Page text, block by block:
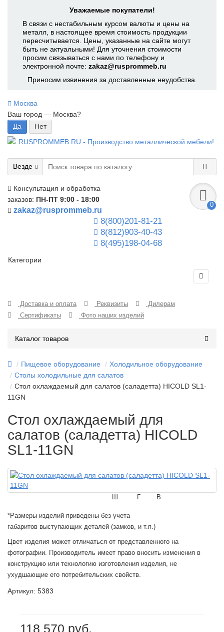
Уважаемые покупатели!
В связи с нестабильным курсом валюты и цены на
металл, в настоящее время стоимость продукции
пересчитывается. Цены, указанные на сайте могут
быть не актуальными! Для уточнения стоимости
просим связываться с нами по телефону и
электронной почте: zakaz@rusprommeb.ru
Приносим извинения за доставленные неудобства.
Москва
Ваш город — Москва?
Везде
Консультация и обработка
заказов: ПН-ПТ 9:00 - 18:00
zakaz@rusprommeb.ru
8(800)201-81-21
8(812)903-40-43
8(495)198-04-68
0
Категории
Доставка и оплата Реквизиты
Дилерам
Сертификаты
Фото наших изделий
Каталог товаров
Пищевое оборудование
Холодильное оборудование
Столы холодильные для салатов
Стол охлаждаемый для салатов (саладетта) HICOLD SL1-
11GN
Стол охлаждаемый для
салатов (саладетта) HICOLD
SL1-11GN
Ш В
Г
*Размеры изделий приведены без учета
габаритов выступающих деталей (замков, и т.п.)
Цвет изделия может отличаться от представленного на
фотографии. Производитель имеет право вносить изменения в
конструкцию или технологию изготовления изделия, не
ухудшающие его потребительских свойств.
Артикул: 5383
118 570 руб.